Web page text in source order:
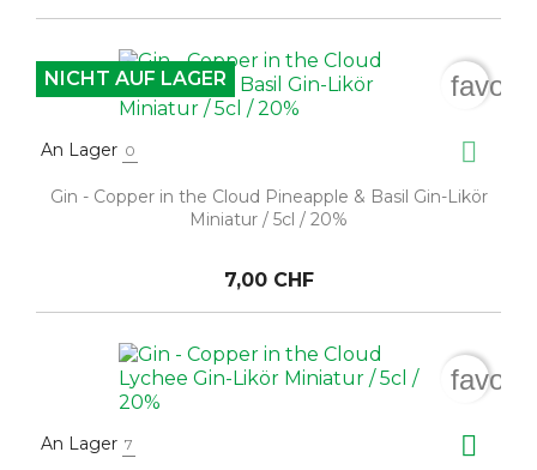
An Lager 0 
Gin - Copper in the Cloud Pineapple & Basil Gin-Likör
Miniatur / 5cl / 20%
7,00 CHF
NICHT AUF LAGER
An Lager 7 